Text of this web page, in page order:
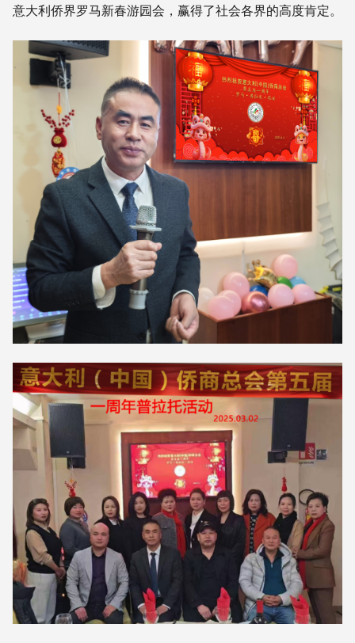
意大利侨界罗马新春游园会，赢得了社会各界的高度肯定。